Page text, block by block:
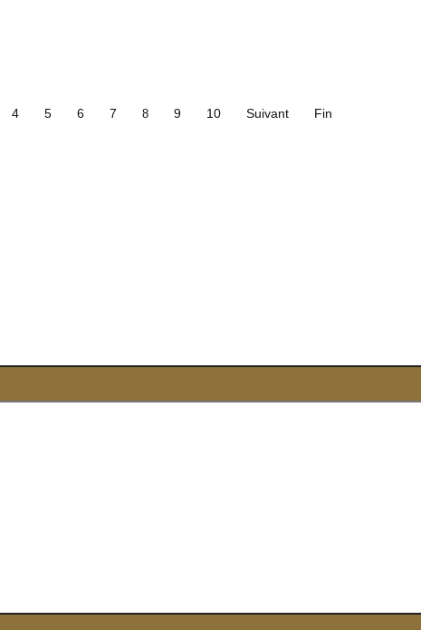
4 5 6 7 8 9 10 Suivant Fin